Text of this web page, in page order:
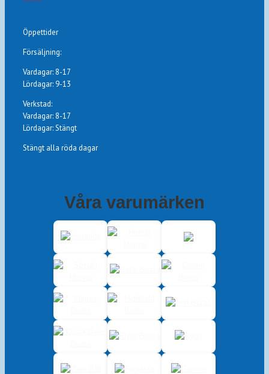
Öppettider
Försäljning:
Vardagar: 8-17
Lördagar: 9-13
Verkstad:
Vardagar: 8-17
Lördagar: Stängt
Stängt alla röda dagar
Våra varumärken